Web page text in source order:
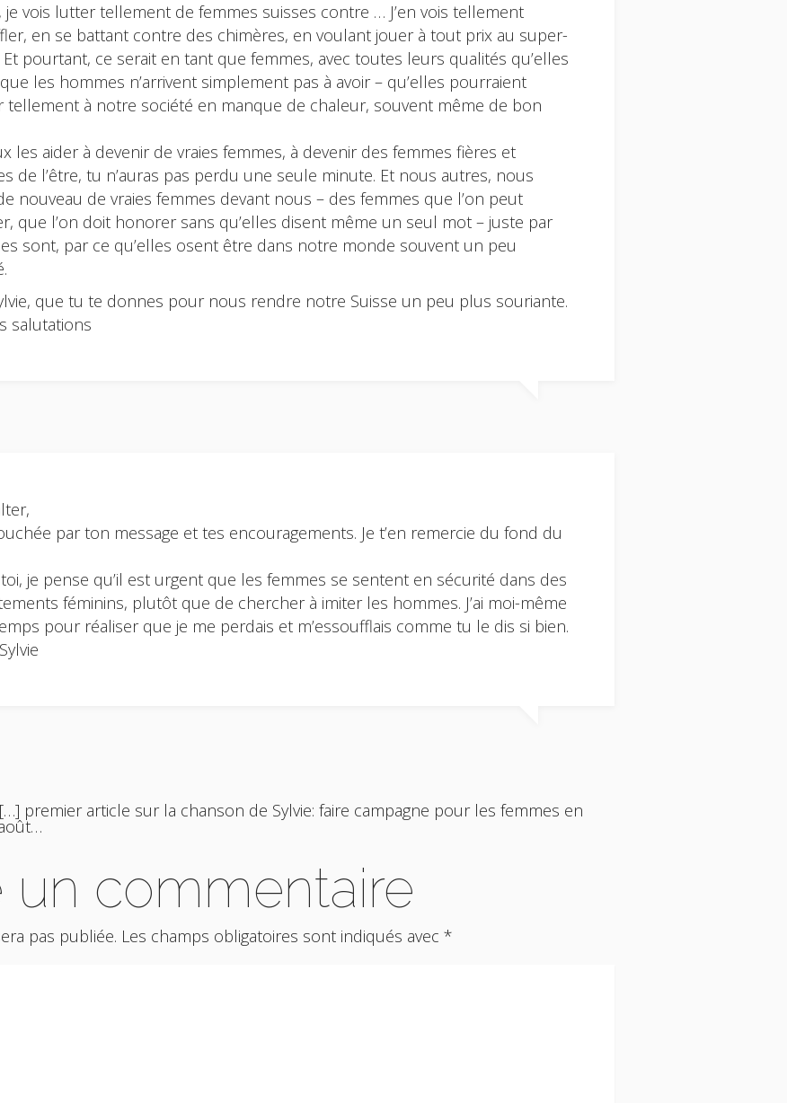
je vois lutter tellement de femmes suisses contre … J’en vois tellement
en se battant contre des chimères, en voulant jouer à tout prix au super-
pourtant, ce serait en tant que femmes, avec toutes leurs qualités qu’elles
les hommes n’arrivent simplement pas à avoir – qu’elles pourraient
tellement à notre société en manque de chaleur, souvent même de bon
les aider à devenir de vraies femmes, à devenir des femmes fières et
de l’être, tu n’auras pas perdu une seule minute. Et nous autres, nous
nouveau de vraies femmes devant nous – des femmes que l’on peut
que l’on doit honorer sans qu’elles disent même un seul mot – juste par
sont, par ce qu’elles osent être dans notre monde souvent un peu
que tu te donnes pour nous rendre notre Suisse un peu plus souriante.
salutations
par ton message et tes encouragements. Je t’en remercie du fond du
je pense qu’il est urgent que les femmes se sentent en sécurité dans des
féminins, plutôt que de chercher à imiter les hommes. J’ai moi-même
pour réaliser que je me perdais et m’essoufflais comme tu le dis si bien.
premier article sur la chanson de Sylvie: faire campagne pour les femmes en
un commentaire
pas publiée. Les champs obligatoires sont indiqués avec *